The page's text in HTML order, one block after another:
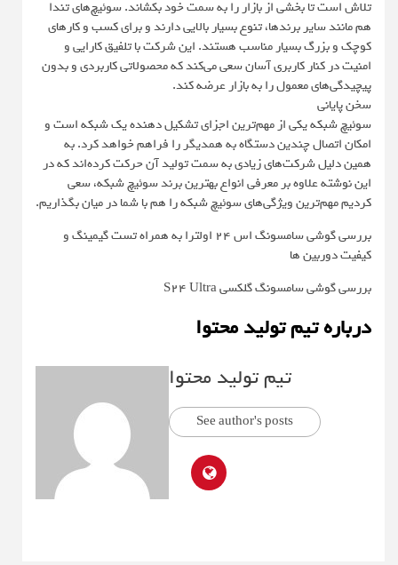
تلاش است تا بخشی از بازار را به سمت خود بکشاند. سوئیچ‌های تندا
هم مانند سایر برندها، تنوع بسیار بالایی دارند و برای کسب و کارهای
کوچک و بزرگ بسیار مناسب هستند. این شرکت با تلفیق کارایی و
امنیت در کنار کاربری آسان سعی می‌کند که محصولاتی کاربردی و بدون
پیچیدگی‌های معمول را به بازار عرضه کند.
سخن پایانی
سوئیچ شبکه یکی از مهم‌ترین اجزای تشکیل دهنده یک شبکه است و
امکان اتصال چندین دستگاه به همدیگر را فراهم خواهد کرد. به
همین دلیل شرکت‌های زیادی به سمت تولید آن حرکت کرده‌اند که در
این نوشته علاوه بر معرفی انواع بهترین برند سوئیچ شبکه، سعی
کردیم مهم‌ترین ویژگی‌های سوئیچ شبکه را هم با شما در میان بگذاریم.
بررسی گوشی سامسونگ اس ۲۴ اولترا به همراه تست گیمینگ و
کیفیت دوربین ها
بررسی گوشی سامسونگ گلکسی S24 Ultra
درباره تیم تولید محتوا
تیم تولید محتوا
See author's posts